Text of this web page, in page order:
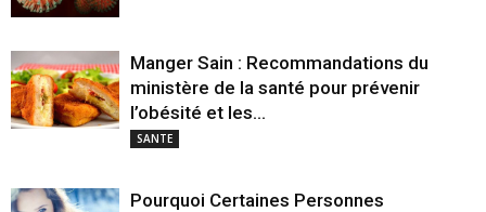
Manger Sain : Recommandations du
ministère de la santé pour prévenir
l’obésité et les...
SANTE
Pourquoi Certaines Personnes